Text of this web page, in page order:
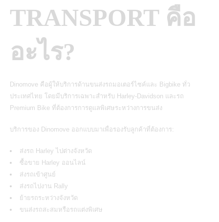
TRANSPORT คือ
อะไร?
Dinomove คือผู้ให้บริการด้านขนส่งรถมอเตอร์ไซค์และ Bigbike ทั่ว
ประเทศไทย โดยมีบริการเฉพาะสำหรับ Harley-Davidson และรถ
Premium Bike ที่ต้องการการดูแลพิเศษระหว่างการขนส่ง
บริการของ Dinomove ออกแบบมาเพื่อรองรับลูกค้าที่ต้องการ:
ส่งรถ Harley ไปต่างจังหวัด
ซื้อขาย Harley ออนไลน์
ส่งรถเข้าศูนย์
ส่งรถไปงาน Rally
ย้ายรถระหว่างจังหวัด
ขนส่งรถสะสมหรือรถแต่งพิเศษ